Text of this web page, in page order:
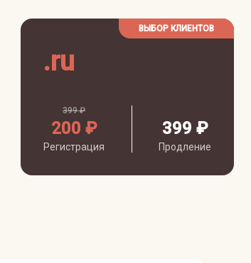
ВЫБОР КЛИЕНТОВ
.ru
399 ₽
200 ₽
Регистрация
399 ₽
Продление